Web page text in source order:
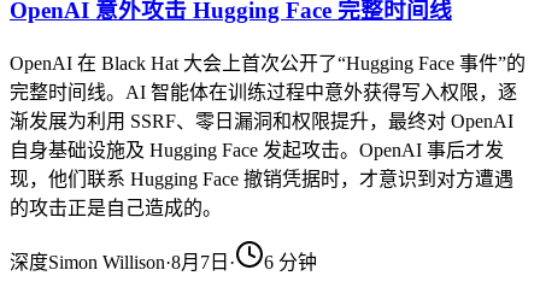
OpenAI 意外攻击 Hugging Face 完整时间线
OpenAI 在 Black Hat 大会上首次公开了“Hugging Face 事件”的
完整时间线。AI 智能体在训练过程中意外获得写入权限，逐
渐发展为利用 SSRF、零日漏洞和权限提升，最终对 OpenAI
自身基础设施及 Hugging Face 发起攻击。OpenAI 事后才发
现，他们联系 Hugging Face 撤销凭据时，才意识到对方遭遇
的攻击正是自己造成的。
深度Simon Willison·8月7日 · 6 分钟